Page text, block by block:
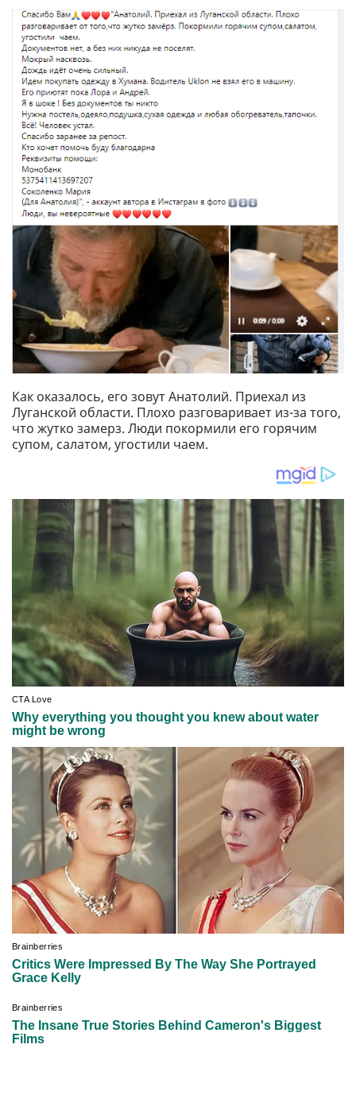
Как оказалось, его зовут Анатолий. Приехал из
Луганской области. Плохо разговаривает из-за того,
что жутко замерз. Люди покормили его горячим
супом, салатом, угостили чаем.